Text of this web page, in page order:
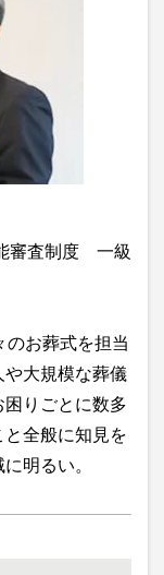
審査制度 一級
のお葬式を担当
や大規模な葬儀
りごとに数多
と全般に知見を
明るい。